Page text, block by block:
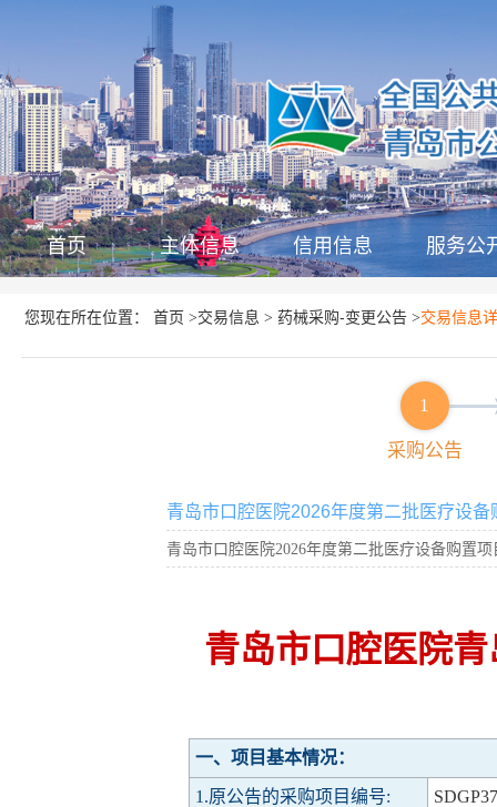
首页 主体信息 信用信息 服务公
您现在所在位置： 首页 >交易信息 > 药械采购-变更公告 >交易信息
1
采购公告
青岛市口腔医院2026年度第二批医疗设备
青岛市口腔医院2026年度第二批医疗设备购置项
青岛市口腔医院
一、项目基本情况：
1.原公告的采购项目编号: